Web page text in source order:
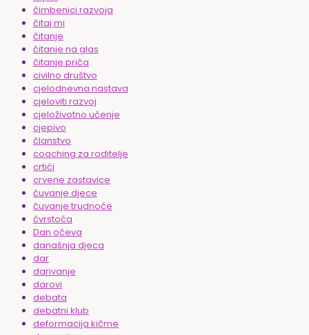
čimbenici razvoja
čitaj mi
čitanje
čitanje na glas
čitanje priča
civilno društvo
cjelodnevna nastava
cjeloviti razvoj
cjeloživotno učenje
cjepivo
članstvo
coaching za roditelje
crtići
crvene zastavice
čuvanje djece
čuvanje trudnoće
čvrstoća
Dan očeva
današnja djeca
dar
darivanje
darovi
debata
debatni klub
deformacija kičme